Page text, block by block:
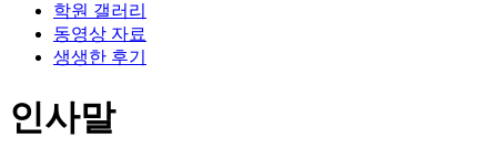
학원 갤러리
동영상 자료
생생한 후기
인사말